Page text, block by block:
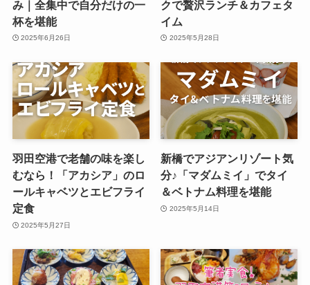
み｜全集中で自分だけの一
杯を堪能
2025年6月26日
クで贅沢ランチ＆カフェタ
イム
2025年5月28日
羽田空港で老舗の味を楽し
むなら！「アカシア」のロ
ールキャベツとエビフライ
定食
2025年5月27日
新橋でアジアンリゾート気
分♪「マダムミイ」でタイ
＆ベトナム料理を堪能
2025年5月14日